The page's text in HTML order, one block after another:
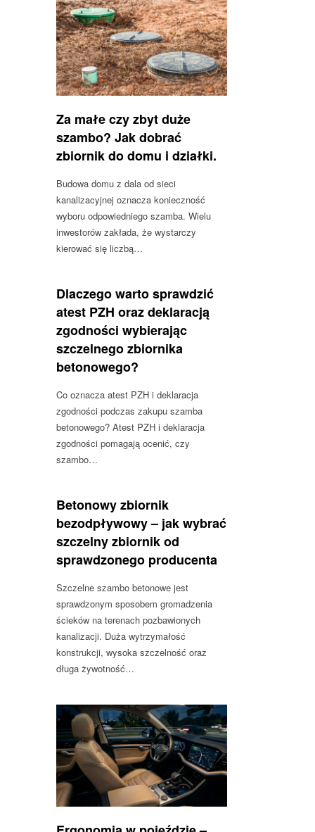
Za małe czy zbyt duże
szambo? Jak dobrać
zbiornik do domu i działki.
Budowa domu z dala od sieci
kanalizacyjnej oznacza konieczność
wyboru odpowiedniego szamba. Wielu
inwestorów zakłada, że wystarczy
kierować się liczbą…
Dlaczego warto sprawdzić
atest PZH oraz deklaracją
zgodności wybierając
szczelnego zbiornika
betonowego?
Co oznacza atest PZH i deklaracja
zgodności podczas zakupu szamba
betonowego? Atest PZH i deklaracja
zgodności pomagają ocenić, czy
szambo…
Betonowy zbiornik
bezodpływowy – jak wybrać
szczelny zbiornik od
sprawdzonego producenta
Szczelne szambo betonowe jest
sprawdzonym sposobem gromadzenia
ścieków na terenach pozbawionych
kanalizacji. Duża wytrzymałość
konstrukcji, wysoka szczelność oraz
długa żywotność…